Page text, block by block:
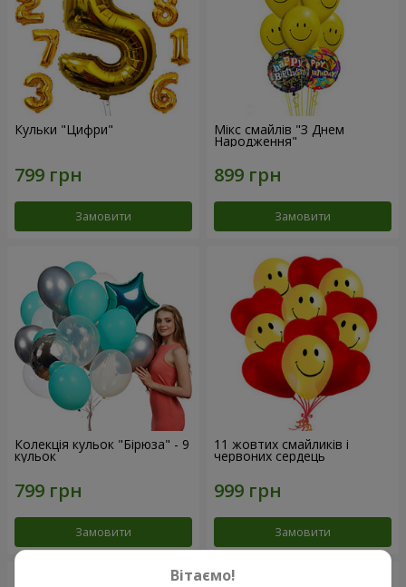
Кульки "Цифри"
Замовити
Мікс смайлів "З Днем
Народження"
Замовити
Колекція кульок "Бірюза" - 9
кульок
Замовити
11 жовтих смайликів і
червоних сердець
Замовити
Вітаємо!